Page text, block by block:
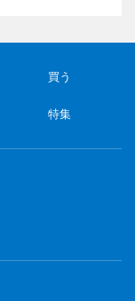
買う
特集